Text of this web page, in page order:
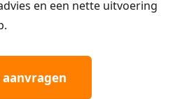
en een nette uitvoering